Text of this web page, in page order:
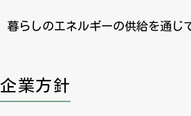
暮らしのエネルギーの供給を通じ
企業方針